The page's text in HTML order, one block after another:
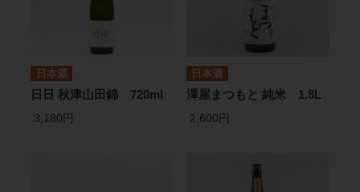
日本酒
日日 秋津山田錦 720ml
3,180円
日本酒
澤屋まつもと 純米 1.8L
2,600円